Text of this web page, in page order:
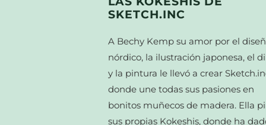
SKETCH.INC
A Bechy Kemp su amor por el
nórdico, la ilustración japonesa, el
y la pintura le llevó a crear
donde une todas sus pasiones en
bonitos muñecos de madera. Ella
sus propias Kokeshis, donde ha